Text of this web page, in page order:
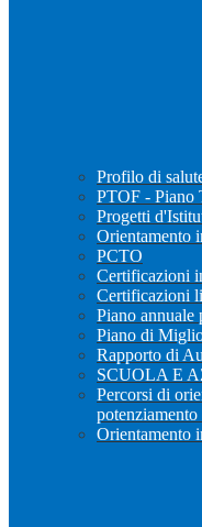
Profilo di
PTOF - Piano
Progetti
Orientamento
PCTO
Certificazioni
Certificazioni
Piano annuale
Piano di
Rapporto di
SCUOLA E
Percorsi di
Orientamento